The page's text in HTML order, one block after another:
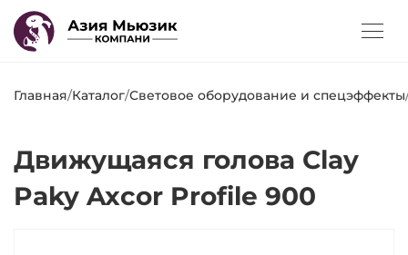
Главная/Каталог/Световое оборудование и спецэффекты
Движущаяся голова Clay
Paky Axcor Profile 900